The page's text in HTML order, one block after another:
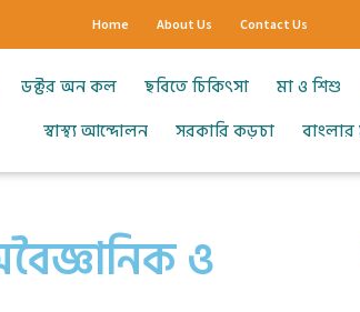
Home About Us Contact Us
ডক্টর অন কল ছবিতে চিকিৎসা মা ও শিশু
স্বাস্থ্য আন্দোলন
সরকারি কড়চা
ও